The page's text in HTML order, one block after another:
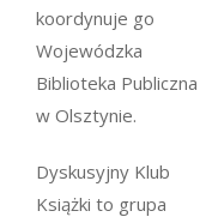
koordynuje go
Wojewódzka
Biblioteka Publiczna
w Olsztynie.
Dyskusyjny Klub
Książki to grupa